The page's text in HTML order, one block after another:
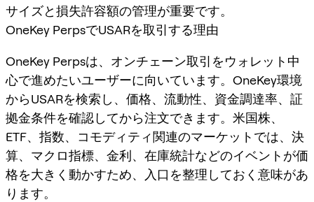
サイズと損失許容額の管理が重要です。
OneKey PerpsでUSARを取引する理由
OneKey Perpsは、オンチェーン取引をウォレット中
心で進めたいユーザーに向いています。OneKey環境
からUSARを検索し、価格、流動性、資金調達率、証
拠金条件を確認してから注文できます。米国株、
ETF、指数、コモディティ関連のマーケットでは、決
算、マクロ指標、金利、在庫統計などのイベントが価
格を大きく動かすため、入口を整理しておく意味があ
ります。